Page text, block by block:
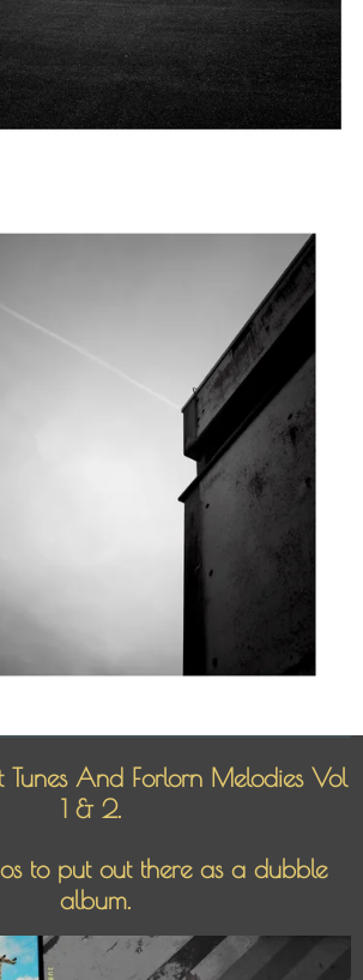
Tunes And Forlorn Melodies Vol
1 & 2.
to put out there as a dubble
album.